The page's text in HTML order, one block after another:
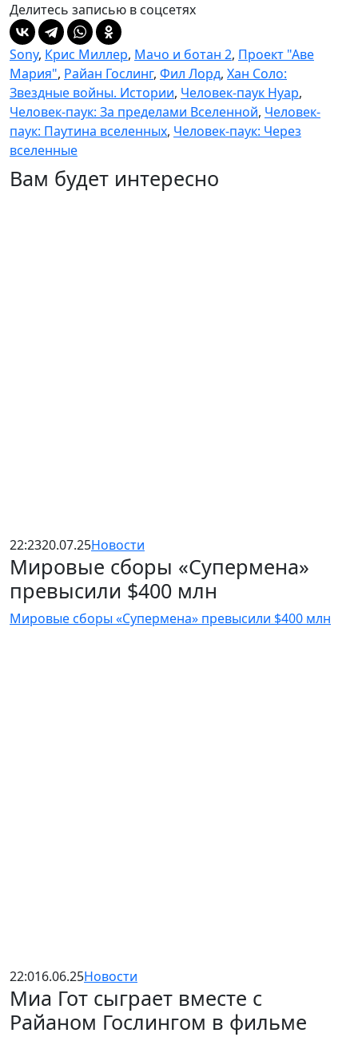
Делитесь записью в соцсетях
Sony, Крис Миллер, Мачо и ботан 2, Проект "Аве
Мария", Райан Гослинг, Фил Лорд, Хан Соло:
Звездные войны. Истории, Человек-паук Нуар,
Человек-паук: За пределами Вселенной, Человек-
паук: Паутина вселенных, Человек-паук: Через
вселенные
Вам будет интересно
22:2320.07.25Новости
Мировые сборы «Супермена»
превысили $400 млн
Мировые сборы «Супермена» превысили $400 млн
22:016.06.25Новости
Миа Гот сыграет вместе с
Райаном Гослингом в фильме